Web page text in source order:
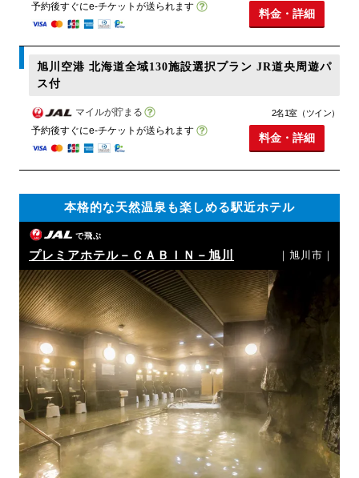
予約後すぐにe-チケットが送られます
料金・詳細
旭川空港 北海道全域130施設選択プラン JR道央周遊パ
ス付
マイルが貯まる
予約後すぐにe-チケットが送られます
2名1室（ツイン）
料金・詳細
本格的な天然温泉も楽しめる駅近ホテル
で飛ぶ
プレミアホテル－ＣＡＢＩＮ－旭川 ｜旭川市｜